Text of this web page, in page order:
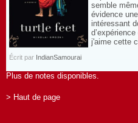
semble
évidence
intéressant
j'aime cette
Écrit par IndianSamourai
Plus de notes disponibles.
> Haut de page